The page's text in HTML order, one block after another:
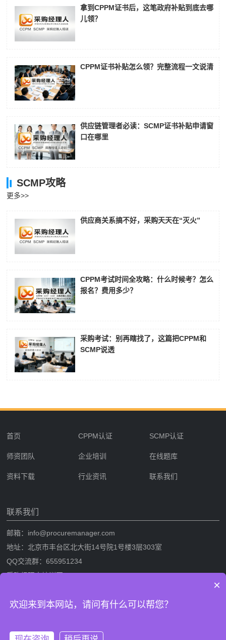
拿到CPPM证书后，这笔政府补贴到底去哪
儿领？
CPPM证书补贴怎么领？完整流程一文说清
供应链管理者必读：SCMP证书补贴申请窗
口在哪里
SCMP攻略
更多>>
供应商关系搞不好，采购天天在“灭火”
CPPM考试时间全攻略：什么时候考？怎么
报名？费用多少？
采购考试：别再瞎找了，这篇把CPPM和
SCMP说透
首页 CPPM认证 SCMP认证
师资团队 企业培训 在线题库
资料下载 行业资讯 联系我们
联系我们
邮箱：info@procuremanager.com
地址：北京市丰台区北大街14号院1号楼3层303室
QQ交流群：655951234
采购经理人培训网
采购经理人网是专业的采购经理人资格证书考试培训一站式服务网站，提
×
欢迎来到本网站，请问有什么可以帮您？